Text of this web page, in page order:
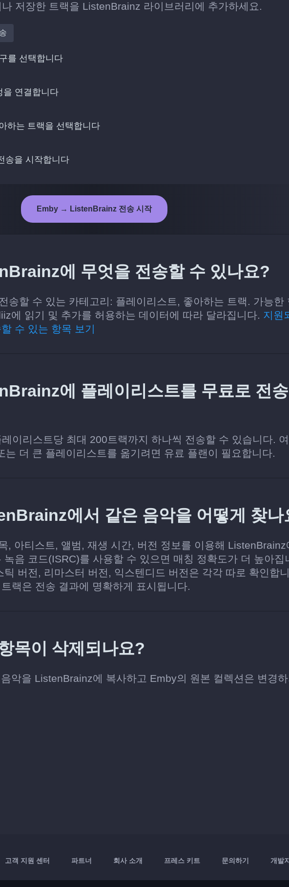
저장한 트랙을 ListenBrainz 라이브러리에 추가하세요.
를 선택합니다
을 연결합니다
하는 트랙을 선택합니다
송을 시작합니다
Emby → ListenBrainz 전송 시작
에 무엇을 전송할 수 있나요?
송할 수 있는 카테고리: 플레이리스트, 좋아하는 트랙. 가능한
에 읽기 및 추가를 허용하는 데이터에 따라 달라집니다. 지원
수 있는 항목 보기
에 플레이리스트를 무료로 전
이리스트당 최대 200트랙까지 하나씩 전송할 수 있습니다.
는 더 큰 플레이리스트를 옮기려면 유료 플랜이 필요합니다.
에서 같은 음악을 어떻게 찾나
, 아티스트, 앨범, 재생 시간, 버전 정보를 이용해 ListenBrainz
음 코드(ISRC)를 사용할 수 있으면 매칭 정확도가 더 높아집
버전, 리마스터 버전, 익스텐디드 버전은 각각 따로 확인합
랙은 전송 결과에 명확하게 표시됩니다.
목이 삭제되나요?
악을 ListenBrainz에 복사하고 Emby의 원본 컬렉션은 변경
고객 지원 센터 파트너 회사 소개 프레스 키트 문의하기 개발